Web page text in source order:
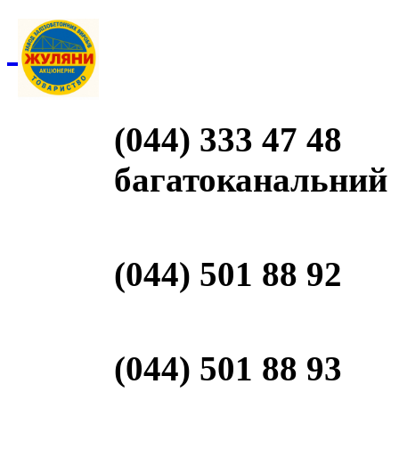
(044) 333 47 48
багатоканальний
(044) 501 88 92
(044) 501 88 93